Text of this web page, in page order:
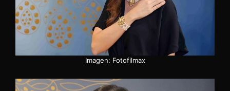
Imagen: Fotofilmax